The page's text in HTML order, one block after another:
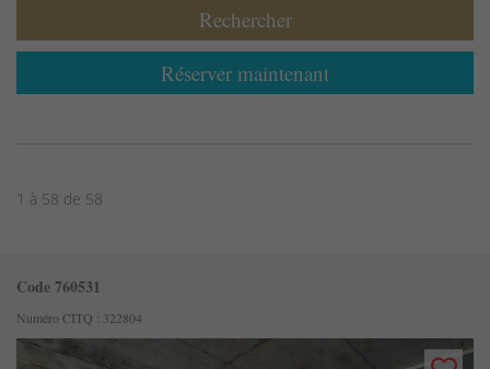
Réserver maintenant
Rechercher
1 à 58 de 58
Code 760531
Numéro CITQ : 322804